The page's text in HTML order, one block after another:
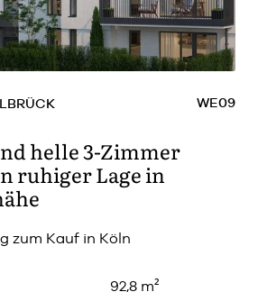
WE09
helle 3-Zimmer
ruhiger Lage in
zum Kauf in Köln
92,8 m²